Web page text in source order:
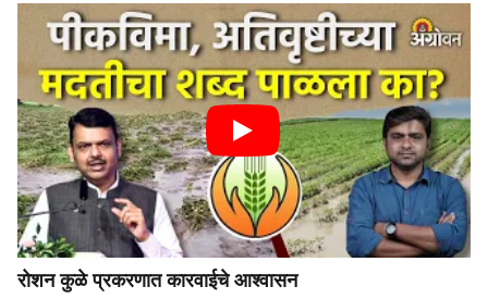
रोशन कुळे प्रकरणात कारवाईचे आश्वासन